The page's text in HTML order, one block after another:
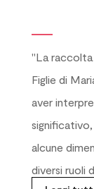
"La raccolta
Figlie di
aver
alcune
diversi ruoli